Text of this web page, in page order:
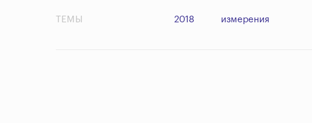
ТЕМЫ 2018 измерения